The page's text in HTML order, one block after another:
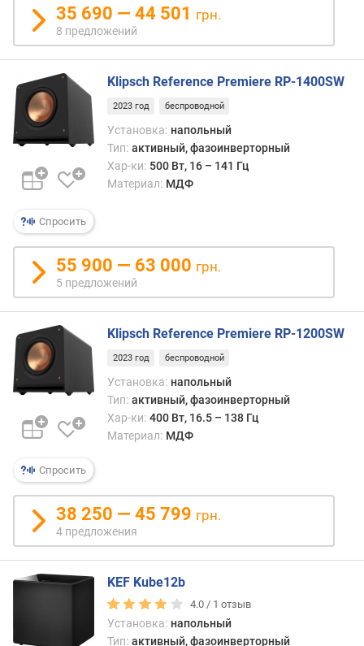
м
п
е
д
а
н
с
(
О
)
о
л
-
в
о
д
и
н
а
м
к
о
р
а
з
д
35 690 — 44 501 грн.
8 предложений
Спросить
Klipsch Reference Premiere RP-1400SW
2023 год беспроводной
Установка: напольный
Тип: активный, фазоинверторный
Хар-ки: 500 Вт, 16 – 141 Гц
Материал: МДФ
55 900 — 63 000 грн.
5 предложений
Спросить
Klipsch Reference Premiere RP-1200SW
2023 год беспроводной
Установка: напольный
Тип: активный, фазоинверторный
Хар-ки: 400 Вт, 16.5 – 138 Гц
Материал: МДФ
38 250 — 45 799 грн.
4 предложения
KEF Kube12b
4.0 / 1 отзыв
Установка: напольный
Тип: активный, фазоинверторный